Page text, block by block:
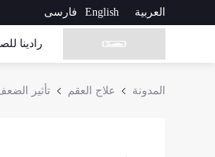
العربية English فارسی
رادینا
المدونة علاج العقم تأثير